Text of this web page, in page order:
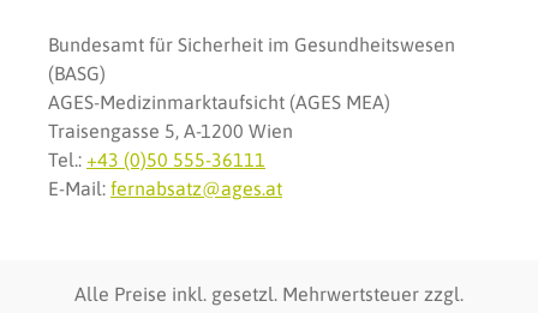
Bundesamt für Sicherheit im Gesundheitswesen
(BASG)
AGES-Medizinmarktaufsicht (AGES MEA)
Traisengasse 5, A-1200 Wien
Tel.: +43 (0)50 555-36111
E-Mail: fernabsatz@ages.at
Alle Preise inkl. gesetzl. Mehrwertsteuer zzgl.